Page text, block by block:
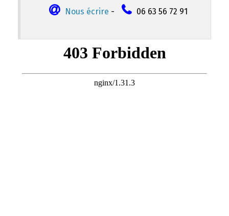
Nous écrire - 06 63 56 72 91